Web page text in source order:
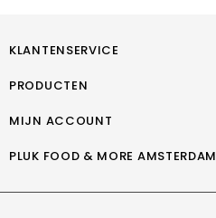
KLANTENSERVICE
PRODUCTEN
MIJN ACCOUNT
PLUK FOOD & MORE AMSTERDAM